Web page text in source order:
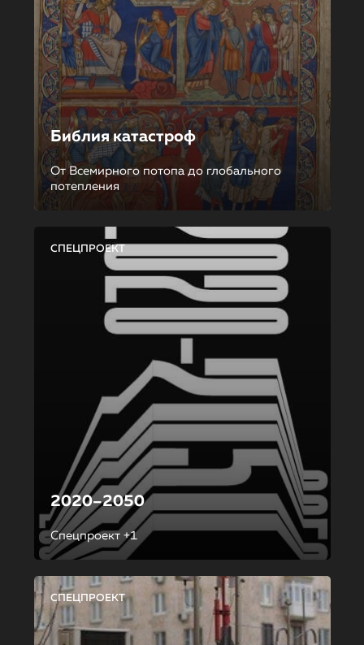
Библия катастроф
От Всемирного потопа до глобального
потепления
СПЕЦПРОЕКТ
2020–2050
Спецпроект +1
СПЕЦПРОЕКТ